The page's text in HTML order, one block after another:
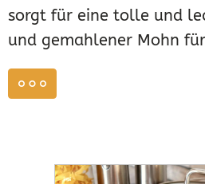
sorgt für eine tolle und
und gemahlener Mohn